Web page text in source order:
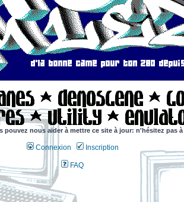
pouvez nous aider à mettre ce site à jour: n'hésitez pas à
Connexion Inscription
FAQ